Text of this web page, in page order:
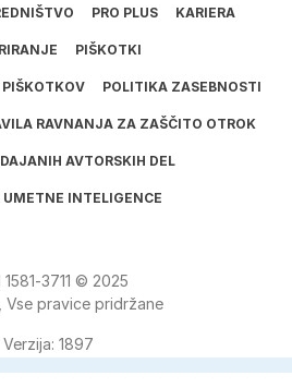
PRO PLUS KARIERA
PIŠKOTKI
POLITIKA ZASEBNOSTI
RAVNANJA ZA ZAŠČITO OTROK
AVTORSKIH DEL
UMETNE INTELIGENCE
1581‑3711 © 2025
Vse pravice pridržane
Verzija: 1897